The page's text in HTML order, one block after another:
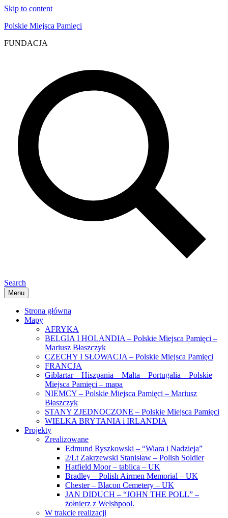
Skip to content
Polskie Miejsca Pamięci
FUNDACJA
Search
Menu
Strona główna
Mapy
AFRYKA
BELGIA I HOLANDIA – Polskie Miejsca Pamięci –
Mariusz Błaszczyk
CZECHY I SŁOWACJA – Polskie Miejsca Pamięci
FRANCJA
Giblartar – Hiszpania – Malta – Portugalia – Polskie
Miejsca Pamięci – mapa
NIEMCY – Polskie Miejsca Pamięci – Mariusz
Błaszczyk
STANY ZJEDNOCZONE – Polskie Miejsca Pamięci
WIELKA BRYTANIA i IRLANDIA
Projekty
Zrealizowane
Edmund Ryszkowski – “Wiara i Nadzieja”
2/Lt Zakrzewski Stanisław – Polish Soldier
Hatfield Moor – tablica – UK
Bradley – Polish Airmen Memorial – UK
Chester – Blacon Cemetery – UK
JAN DIDUCH – “JOHN THE POLL” –
żołnierz z Welshpool.
W trakcie realizacji